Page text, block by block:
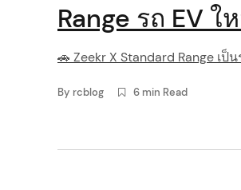
o
n
t
e
t
Range รถ EV ใ
🚗 Zeekr X Standard Range เ
By rcblog 6 min Read